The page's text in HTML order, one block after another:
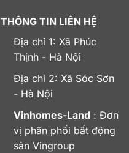
THÔNG TIN LIÊN HỆ
Địa chỉ 1: Xã Phúc
Thịnh - Hà Nội
Địa chỉ 2: Xã Sóc Sơn
- Hà Nội
Vinhomes-Land : Đơn
vị phân phối bất động
sản Vingroup